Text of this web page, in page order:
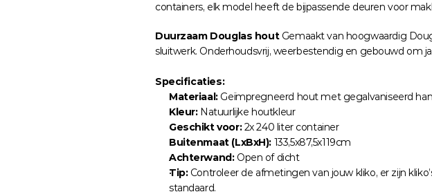
containers, elk model heeft de bijpassende deuren voor
Duurzaam Douglas hout Gemaakt van hoogwaardig
sluitwerk. Onderhoudsvrij, weerbestendig en gebouwd om
Specificaties:
Materiaal: Geïmpregneerd hout met gegalvaniseerd
Kleur: Natuurlijke houtkleur
Geschikt voor: 2x 240 liter container
Buitenmaat (LxBxH): 133,5x87,5x119cm
Achterwand: Open of dicht
Tip: Controleer de afmetingen van jouw kliko, er zijn
standaard.